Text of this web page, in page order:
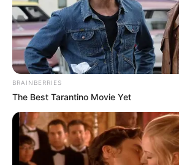
produto. Veja como fazer a
aromatizador de ambiente
Como Fazer
Ambiente com Varetas
Os aromatizadores de ambientes
perfeitos quando se deseja um
da fragrância. Já que a difusão
das varetas, eles são mais
BRAINBERRIES
The Best Tarantino Movie Yet